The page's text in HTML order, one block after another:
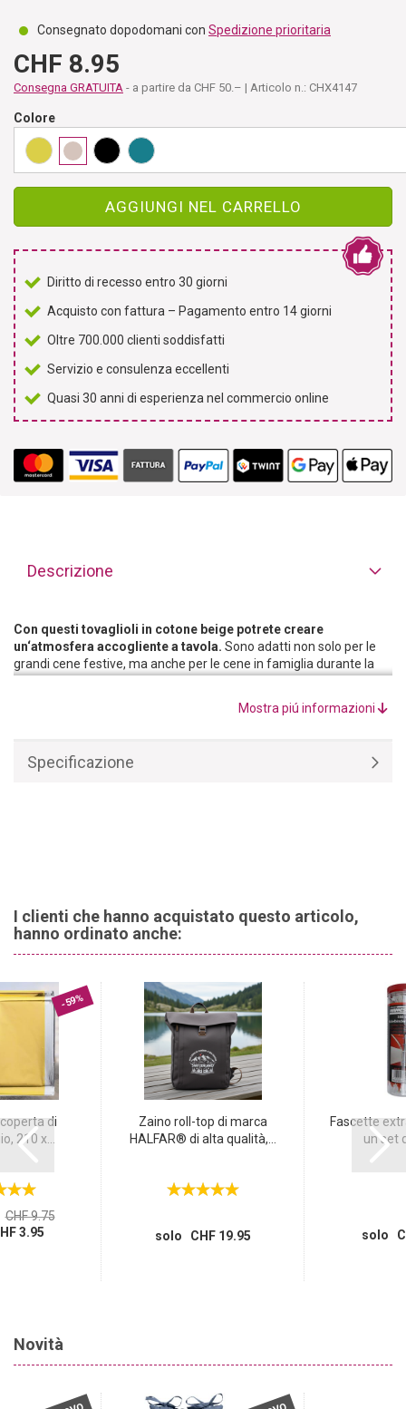
Consegnato dopodomani con Spedizione prioritaria
CHF 8.95
Consegna GRATUITA - a partire da CHF 50.– | Articolo n.: CHX4147
Colore
AGGIUNGI NEL CARRELLO
Diritto di recesso entro 30 giorni
Acquisto con fattura – Pagamento entro 14 giorni
Oltre 700.000 clienti soddisfatti
Servizio e consulenza eccellenti
Quasi 30 anni di esperienza nel commercio online
Descrizione
Con questi tovaglioli in cotone beige potrete creare
un‘atmosfera accogliente a tavola. Sono adatti non solo per le
grandi cene festive, ma anche per le cene in famiglia durante la
per avvolgere le posate.
Mostra piú informazioni
Specificazione
I clienti che hanno acquistato questo articolo,
hanno ordinato anche:
-59%
di
210 x...
CHF 9.75
3.95
Zaino roll-top di marca
HALFAR® di alta qualità,...
solo CHF 19.95
Fascette
un set
solo
Novità